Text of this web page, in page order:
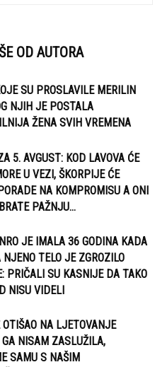
OD AUTORA
SU PROSLAVILE MERILIN
NJIH JE POSTALA
ŽENA SVIH VREMENA
5. AVGUST: KOD LAVOVA ĆE
U VEZI, ŠKORPIJE ĆE
NA KOMPROMISU A ONI
PAŽNJU...
JE IMALA 36 GODINA KADA
TELO JE ZGROZILO
PRIČALI SU KASNIJE DA TAKO
NISU VIDELI
NA LJETOVANJE
NISAM ZASLUŽILA,
SAMU S NAŠIM